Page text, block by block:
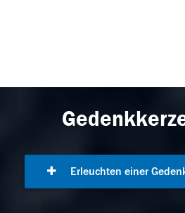
Erleuchten einer